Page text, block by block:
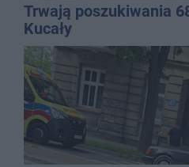
Trwają poszukiwania
Kucały